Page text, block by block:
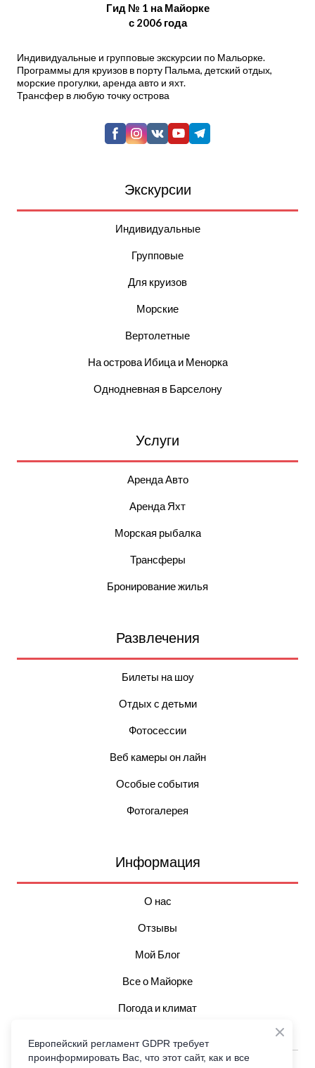
Гид № 1 на Майорке
с 2006 года
Индивидуальные и групповые экскурсии по Мальорке.
Программы для круизов в порту Пальма, детский отдых,
морские прогулки, аренда авто и яхт.
Трансфер в любую точку острова
Экскурсии
Индивидуальные
Групповые
Для круизов
Морские
Вертолетные
На острова Ибица и Менорка
Однодневная в Барселону
Услуги
Аренда Авто
Аренда Яхт
Морская рыбалка
Трансферы
Бронирование жилья
Развлечения
Билеты на шоу
Отдых с детьми
Фотосессии
Веб камеры он лайн
Особые события
Фотогалерея
Информация
О нас
Отзывы
Мой Блог
Все о Майорке
Погода и климат
Европейский регламент GDPR требует
проинформировать Вас, что этот сайт, как и все